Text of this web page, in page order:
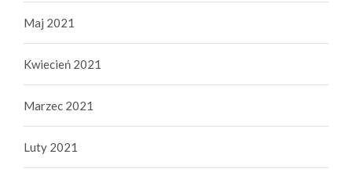
Maj 2021
Kwiecień 2021
Marzec 2021
Luty 2021